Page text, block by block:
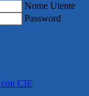
Nome Utente
Password
CIE